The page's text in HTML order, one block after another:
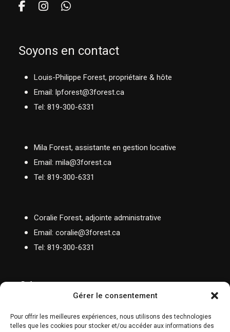
Gérer le consentement
Pour offrir les meilleures expériences, nous utilisons des technologies
telles que les cookies pour stocker et/ou accéder aux informations des
Soyons en contact
Louis-Philippe Forest, propriétaire & hôte
Email: lpforest@3forest.ca
Tel: 819-300-6331
Mila Forest, assistante en gestion locative
Email: mila@3forest.ca
Tel: 819-300-6331
Coralie Forest, adjointe administrative
Email: coralie@3forest.ca
Tel: 819-300-6331
Rivière-Rouge, QC J0T 1T0